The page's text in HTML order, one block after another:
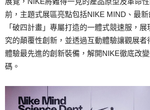
前，主題式展區亮點包括NIKE MIND、最
「破四計畫」專屬打造的一體式競速服，
究的顛覆性創新，並透過互動體驗讓觀展者
體驗最先進的創新裝備，解開NIKE徹底改
碼。